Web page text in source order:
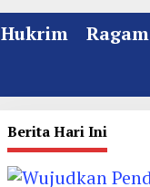
Hukrim Ragam
Berita Hari Ini